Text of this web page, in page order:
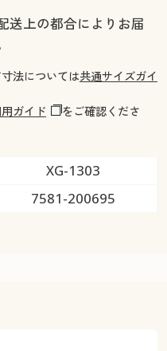
送上の都合によりお届
法については共通サイズガイ
ガイド
をご確認くださ
XG-1303
7581-200695